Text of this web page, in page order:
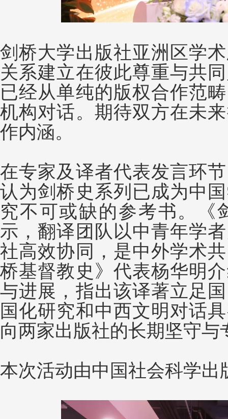
剑桥大学出版社亚洲区学
关系建立在彼此尊重与共
已经从单纯的版权合作范
机构对话。期待双方在未
作内涵。
在专家及译者代表发言环
认为剑桥史系列已成为中
究不可或缺的参考书。《
示，翻译团队以中青年学
社高效协同，是中外学术
桥基督教史》代表杨华明
与进展，指出该译著立足
国化研究和中西文明对话
向两家出版社的长期坚守
本次活动由中国社会科学出